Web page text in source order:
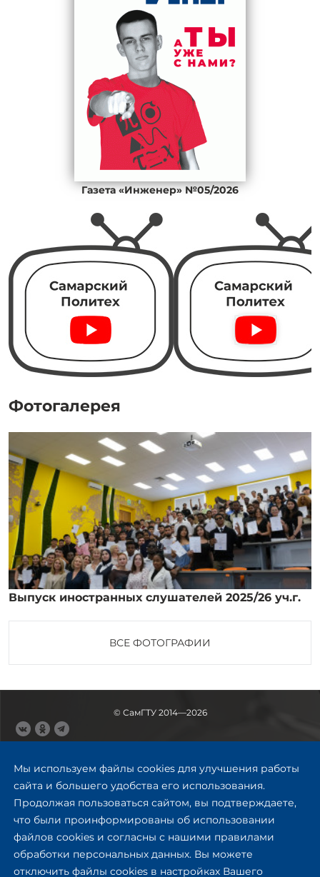
Газета «Инженер» №05/2026
Фотогалерея
Выпуск иностранных слушателей 2025/26 уч.г.
ВСЕ ФОТОГРАФИИ
Мы используем файлы cookies для улучшения работы
сайта и большего удобства его использования.
Продолжая пользоваться сайтом, вы подтверждаете,
что были проинформированы об использовании
файлов cookies и согласны с нашими правилами
обработки персональных данных. Вы можете
отключить файлы cookies в настройках Вашего
© СамГТУ 2014—2026
443100, Самара
Обратная связь